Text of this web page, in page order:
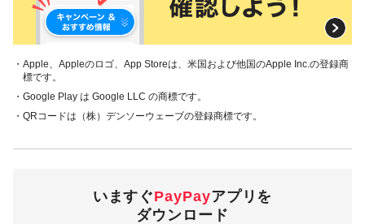
他のお支払方法は対象外です。
注意事項
キャンペーンの適用について
本キャンペーン、PayPay利用特典及びPayPay株式会社
るPayPayボーナスの額が最大となるものが適用されま
本キャンペーンが適用される場合に、PayPay株式会社が
同時開催する他の総付キャンペーンの適用条件を満たす
・Apple、Appleのロゴ、App Storeは、米国および他国のApple Inc.の登録商
標です。
・Google Play は Google LLC の商標です。
・QRコードは（株）デンソーウェーブの登録商標です。
いますぐPayPayアプリを
ダウンロード